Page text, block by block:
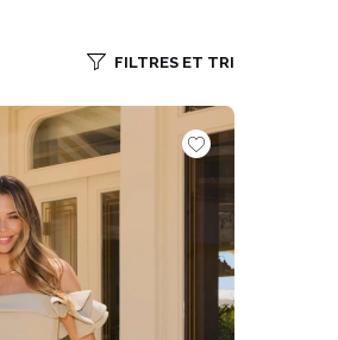
DANS LE DOS
ENVELOPPE
DIAMANT
ASYMÉTRIQUE
CARMEN
FILTRES ET TRI